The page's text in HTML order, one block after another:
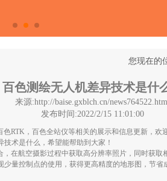
您现在的
百色测绘无人机差异技术是什
来源:http://baise.gxblch.cn/
发布时间:2022/2/15 11:01:00
色RTK，百色全站仪等相关的展示和信息更新，欢
术是什么，希望能帮助到大家！
，在航空摄影过程中获取高分辨率照片，同时获
量控制点的使用，获得更高精度的地形图，节省